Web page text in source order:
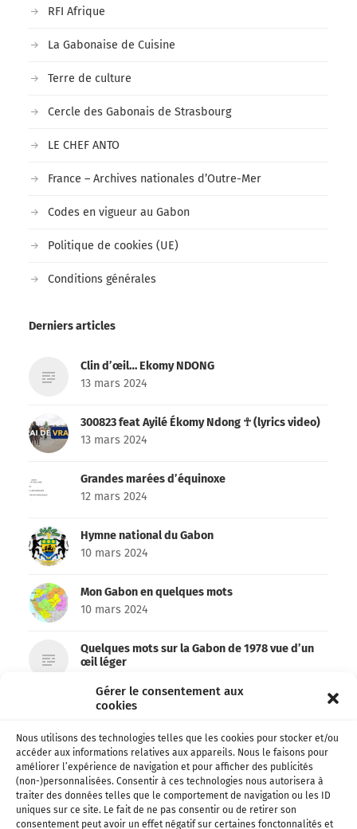
Gérer le consentement aux
cookies
Nous utilisons des technologies telles que les cookies pour stocker et/ou
accéder aux informations relatives aux appareils. Nous le faisons pour
améliorer l’expérience de navigation et pour afficher des publicités
(non-)personnalisées. Consentir à ces technologies nous autorisera à
traiter des données telles que le comportement de navigation ou les ID
uniques sur ce site. Le fait de ne pas consentir ou de retirer son
consentement peut avoir un effet négatif sur certaines fonctonnalités et
RFI Afrique
La Gabonaise de Cuisine
Terre de culture
Cercle des Gabonais de Strasbourg
LE CHEF ANTO
France – Archives nationales d’Outre-Mer
Codes en vigueur au Gabon
Politique de cookies (UE)
Conditions générales
Derniers articles
Clin d’œil… Ekomy NDONG
13 mars 2024
300823 feat Ayilé Ékomy Ndong ☥ (lyrics video)
13 mars 2024
Grandes marées d’équinoxe
12 mars 2024
Hymne national du Gabon
10 mars 2024
Mon Gabon en quelques mots
10 mars 2024
Quelques mots sur la Gabon de 1978 vue d’un
œil léger
Archives 1978 – Le Gabon des français
6 mars 2024
Emma’a et Don’zer bien partis pour remporter
le Kora !
26 février 2024